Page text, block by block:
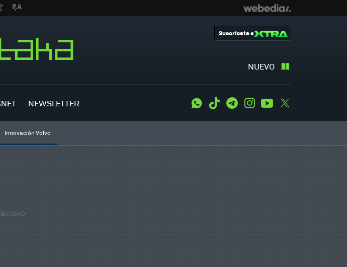
NUEVO
Suscríbete a
NEWSLETTER WhatsApp
Tiktok TelegramInstagramYoutube
Innovación Volvo